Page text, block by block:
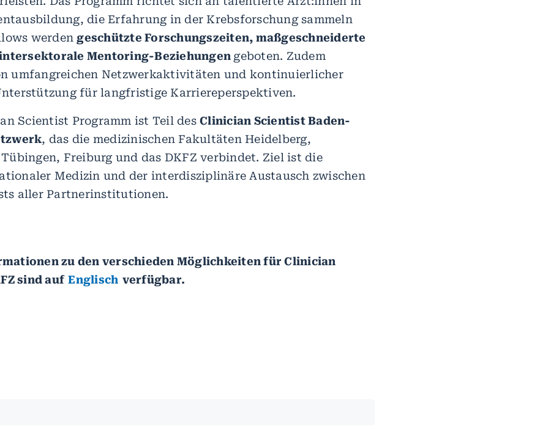
die Erfahrung in der Krebsforschung sammeln
werdengeschützte Forschungszeiten, maßgeschneiderte
Mentoring-Beziehungen geboten. Zudem
umfangreichen Netzwerkaktivitäten und kontinuierlicher
für langfristige Karriereperspektiven.
Scientist Programm ist Teil desClinician Scientist Baden-
, das die medizinischen Fakultäten Heidelberg,
Freiburg und das DKFZ verbindet. Ziel ist die
Medizin und der interdisziplinäre Austausch zwischen
aller Partnerinstitutionen.
zu den verschieden Möglichkeiten für Clinician
sind auf Englisch verfügbar.